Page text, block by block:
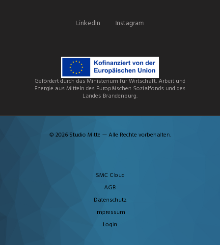
LinkedIn Instagram
Gefördert durch das Ministerium für Wirtschaft, Arbeit und
Energie aus Mitteln des Europäischen Sozialfonds und des
Landes Brandenburg.
© 2026 Studio Mitte — Alle Rechte vorbehalten.
SMC Cloud
AGB
Datenschutz
Impressum
Login